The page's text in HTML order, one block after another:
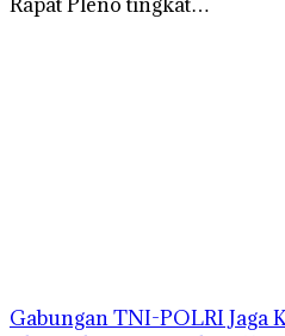
Gabungan TNI-POLRI Jaga